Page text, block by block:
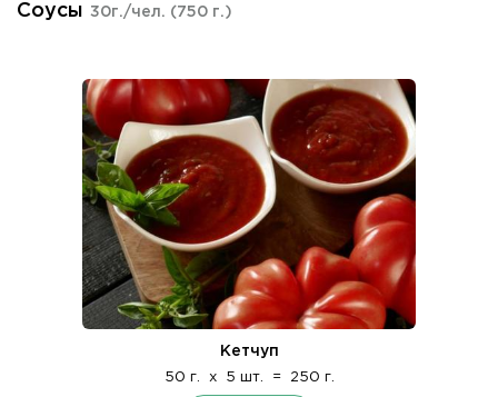
Соусы 30г./чел. (750 г.)
Кетчуп
50 г. x 5 шт. = 250 г.